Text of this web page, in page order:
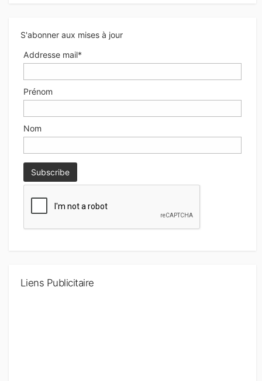
S'abonner aux mises à jour
Addresse mail*
Prénom
Nom
Liens Publicitaire